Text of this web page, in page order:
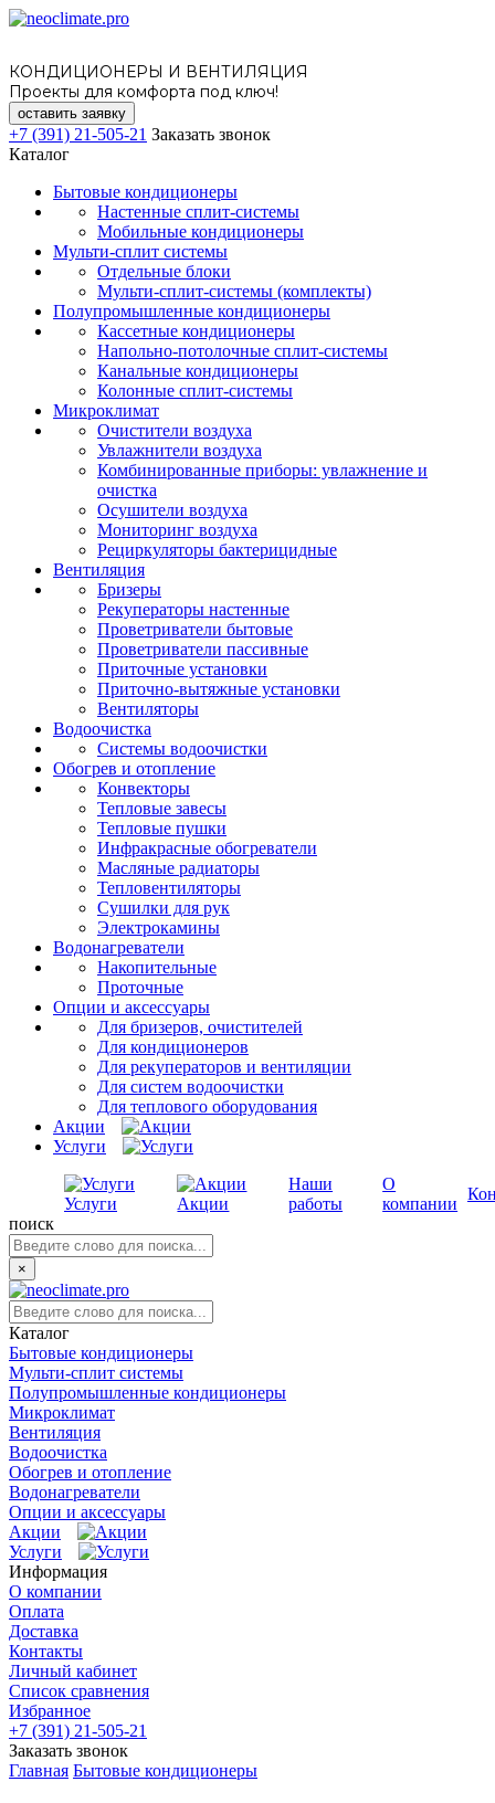
КОНДИЦИОНЕРЫ И ВЕНТИЛЯЦИЯ
Проекты для комфорта под ключ!
оставить заявку
+7 (391) 21-505-21 Заказать звонок
Каталог
Бытовые кондиционеры
Настенные сплит-системы
Мобильные кондиционеры
Мульти-сплит системы
Отдельные блоки
Мульти-сплит-системы (комплекты)
Полупромышленные кондиционеры
Кассетные кондиционеры
Напольно-потолочные сплит-системы
Канальные кондиционеры
Колонные сплит-системы
Микроклимат
Очистители воздуха
Увлажнители воздуха
Комбинированные приборы: увлажнение и
очистка
Осушители воздуха
Мониторинг воздуха
Рециркуляторы бактерицидные
Вентиляция
Бризеры
Рекуператоры настенные
Проветриватели бытовые
Проветриватели пассивные
Приточные установки
Приточно-вытяжные установки
Вентиляторы
Водоочистка
Системы водоочистки
Обогрев и отопление
Конвекторы
Тепловые завесы
Тепловые пушки
Инфракрасные обогреватели
Масляные радиаторы
Тепловентиляторы
Сушилки для рук
Электрокамины
Водонагреватели
Накопительные
Проточные
Опции и аксессуары
Для бризеров, очистителей
Для кондиционеров
Для рекуператоров и вентиляции
Для систем водоочистки
Для теплового оборудования
Акции
Услуги
Услуги Акции
Наши
работы
О
компании
поиск
×
Каталог
Бытовые кондиционеры
Мульти-сплит системы
Полупромышленные кондиционеры
Микроклимат
Вентиляция
Водоочистка
Обогрев и отопление
Водонагреватели
Опции и аксессуары
Акции
Услуги
Информация
О компании
Оплата
Доставка
Контакты
Личный кабинет
Список сравнения
Избранное
+7 (391) 21-505-21
Заказать звонок
Главная Бытовые кондиционеры